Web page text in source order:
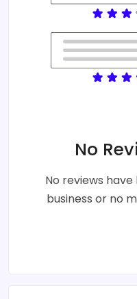
No
No reviews
business or no